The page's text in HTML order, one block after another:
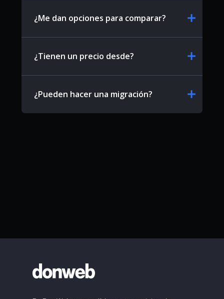
¿Me dan opciones para comparar? add
¿Tienen un precio desde? add
¿Pueden hacer una migración? add